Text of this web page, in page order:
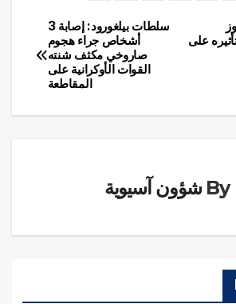
سلطات بيلغورود: إصابة 3
أشخاص جراء هجوم
صاروخي مكثف شنته
القوات الأوكرانية على
المقاطعة
على
By شؤون آسيوية